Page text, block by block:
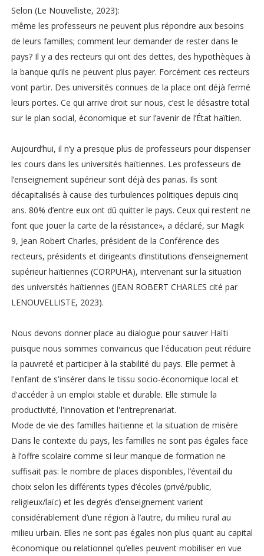
Selon (Le Nouvelliste, 2023):
même les professeurs ne peuvent plus répondre aux besoins
de leurs familles; comment leur demander de rester dans le
pays? Il y a des recteurs qui ont des dettes, des hypothèques à
la banque qu’ils ne peuvent plus payer. Forcément ces recteurs
vont partir. Des universités connues de la place ont déjà fermé
leurs portes. Ce qui arrive droit sur nous, c’est le désastre total
sur le plan social, économique et sur l’avenir de l’État haïtien.
Aujourd’hui, il n’y a presque plus de professeurs pour dispenser
les cours dans les universités haïtiennes. Les professeurs de
l’enseignement supérieur sont déjà des parias. Ils sont
décapitalisés à cause des turbulences politiques depuis cinq
ans. 80% d’entre eux ont dû quitter le pays. Ceux qui restent ne
font que jouer la carte de la résistance», a déclaré, sur Magik
9, Jean Robert Charles, président de la Conférence des
recteurs, présidents et dirigeants d’institutions d’enseignement
supérieur haïtiennes (CORPUHA), intervenant sur la situation
des universités haïtiennes (JEAN ROBERT CHARLES cité par
LENOUVELLISTE, 2023).
Nous devons donner place au dialogue pour sauver Haïti
puisque nous sommes convaincus que l'éducation peut réduire
la pauvreté et participer à la stabilité du pays. Elle permet à
l'enfant de s'insérer dans le tissu socio-économique local et
d'accéder à un emploi stable et durable. Elle stimule la
productivité, l'innovation et l'entreprenariat.
Mode de vie des familles haïtienne et la situation de misère
Dans le contexte du pays, les familles ne sont pas égales face
à l’offre scolaire comme si leur manque de formation ne
suffisait pas: le nombre de places disponibles, l’éventail du
choix selon les différents types d’écoles (privé/public,
religieux/laïc) et les degrés d’enseignement varient
considérablement d’une région à l’autre, du milieu rural au
milieu urbain. Elles ne sont pas égales non plus quant au capital
économique ou relationnel qu’elles peuvent mobiliser en vue